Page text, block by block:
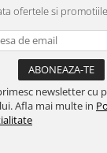
ofertele si
newsletter cu
Afla mai multe in